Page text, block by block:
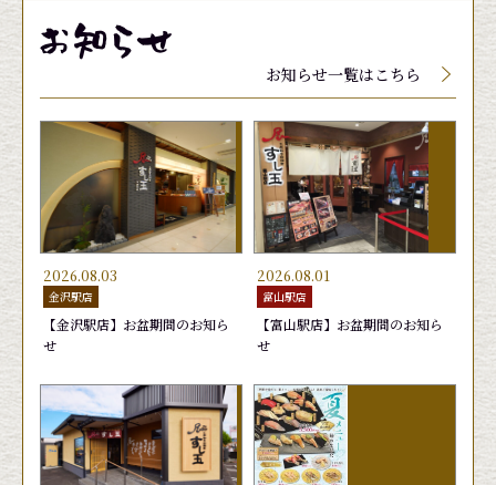
メニューに関しましては、季節、天候によって入
荷していない場合、品質保持の為店頭にて値段が
変動する場合がございます。
165円
きゅ
165円
メニューに関しましては、季節、天候によって入
荷していない場合、品質保持の為店頭にて値段が
変動する場合がございます。
220円
ゆで
220円
メニューに関しましては、季節、天候によって入
荷していない場合、品質保持の為店頭にて値段が
変動する場合がございます。
165円
165円
お知らせ一覧はこちら
2026.08.03
金沢駅店
【金沢駅店】お盆期間のお知ら
せ
2026.08.01
富山駅店
【富山駅店】お盆期間のお知ら
せ